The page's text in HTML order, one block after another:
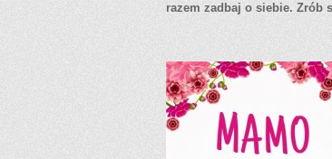
razem zadbaj o siebie. Zrób